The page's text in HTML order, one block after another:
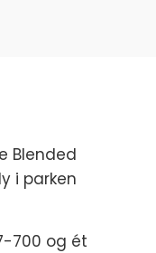
Blended
i parken
700 og ét